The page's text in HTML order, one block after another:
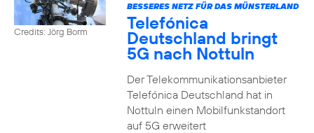
Credits: Jörg Borm
BESSERES NETZ FÜR DAS MÜNSTERLAND
Telefónica
Deutschland bringt
5G nach Nottuln
Der Telekommunikationsanbieter
Telefónica Deutschland hat in
Nottuln einen Mobilfunkstandort
auf 5G erweitert